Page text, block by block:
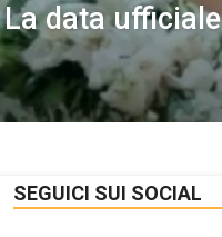
data ufficiale
SEGUICI SUI SOCIAL